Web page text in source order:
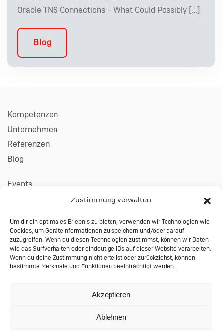
Zustimmung verwalten
Um dir ein optimales Erlebnis zu bieten, verwenden wir Technologien wie
Cookies, um Geräteinformationen zu speichern und/oder darauf
zuzugreifen. Wenn du diesen Technologien zustimmst, können wir Daten
wie das Surfverhalten oder eindeutige IDs auf dieser Website verarbeiten.
Wenn du deine Zustimmung nicht erteilst oder zurückziehst, können
bestimmte Merkmale und Funktionen beeinträchtigt werden.
Akzeptieren
Ablehnen
Oracle TNS Connections – What Could Possibly […]
Blog
Kompetenzen
Unternehmen
Referenzen
Blog
Events
Kontakt
Impressum
Datenschutzerklärung
Allgemeine Auftragsbedingungen
© 2024 Performing Databases GmbH